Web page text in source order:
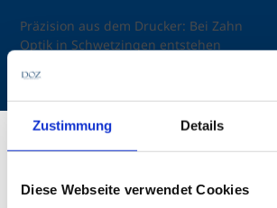
Zustimmung Details
Diese Webseite verwendet Cookies
Präzision aus dem Drucker: Bei Zahn
Optik in Schwetzingen entstehen
gefertigte Brillenfassungen im 3D-
Druckverfahren.